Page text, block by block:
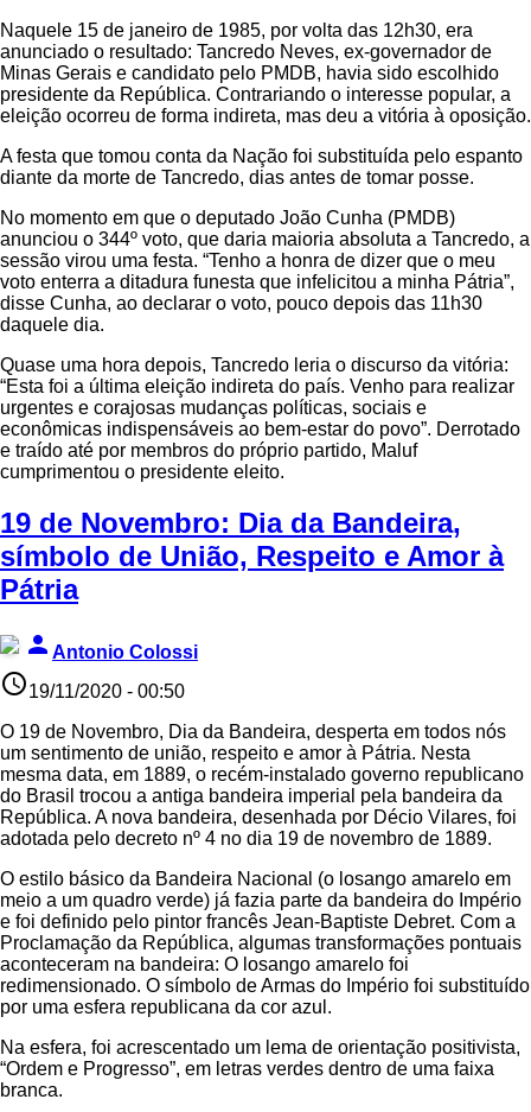
Naquele 15 de janeiro de 1985, por volta das 12h30, era
anunciado o resultado: Tancredo Neves, ex-governador de
Minas Gerais e candidato pelo PMDB, havia sido escolhido
presidente da República. Contrariando o interesse popular, a
eleição ocorreu de forma indireta, mas deu a vitória à oposição.
A festa que tomou conta da Nação foi substituída pelo espanto
diante da morte de Tancredo, dias antes de tomar posse.
No momento em que o deputado João Cunha (PMDB)
anunciou o 344º voto, que daria maioria absoluta a Tancredo, a
sessão virou uma festa. “Tenho a honra de dizer que o meu
voto enterra a ditadura funesta que infelicitou a minha Pátria”,
disse Cunha, ao declarar o voto, pouco depois das 11h30
daquele dia.
Quase uma hora depois, Tancredo leria o discurso da vitória:
“Esta foi a última eleição indireta do país. Venho para realizar
urgentes e corajosas mudanças políticas, sociais e
econômicas indispensáveis ao bem-estar do povo”. Derrotado
e traído até por membros do próprio partido, Maluf
cumprimentou o presidente eleito.
19 de Novembro: Dia da Bandeira,
símbolo de União, Respeito e Amor à
Pátria
person Antonio Colossi
access_time19/11/2020 - 00:50
O 19 de Novembro, Dia da Bandeira, desperta em todos nós
um sentimento de união, respeito e amor à Pátria. Nesta
mesma data, em 1889, o recém-instalado governo republicano
do Brasil trocou a antiga bandeira imperial pela bandeira da
República. A nova bandeira, desenhada por Décio Vilares, foi
adotada pelo decreto nº 4 no dia 19 de novembro de 1889.
O estilo básico da Bandeira Nacional (o losango amarelo em
meio a um quadro verde) já fazia parte da bandeira do Império
e foi definido pelo pintor francês Jean-Baptiste Debret. Com a
Proclamação da República, algumas transformações pontuais
aconteceram na bandeira: O losango amarelo foi
redimensionado. O símbolo de Armas do Império foi substituído
por uma esfera republicana da cor azul.
Na esfera, foi acrescentado um lema de orientação positivista,
“Ordem e Progresso”, em letras verdes dentro de uma faixa
branca.